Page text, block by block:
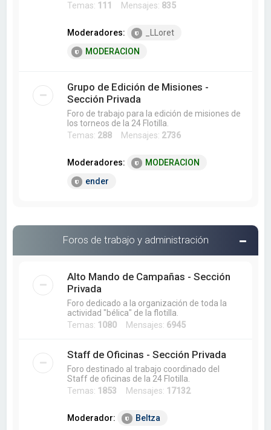
Temas: 111 Mensajes: 835
Moderadores:
_LLoret
MODERACION
Grupo de Edición de Misiones -
Sección Privada
Foro de trabajo para la edición de misiones de
los torneos de la 24 Flotilla.
Temas: 288 Mensajes: 2736
Moderadores:
MODERACION
ender
Foros de trabajo y administración
Alto Mando de Campañas - Sección
Privada
Foro dedicado a la organización de toda la
actividad "bélica" de la flotilla.
Temas: 1080 Mensajes: 6945
Staff de Oficinas - Sección Privada
Foro destinado al trabajo coordinado del
Staff de oficinas de la 24 Flotilla.
Temas: 1853 Mensajes: 17132
Moderador: Beltza